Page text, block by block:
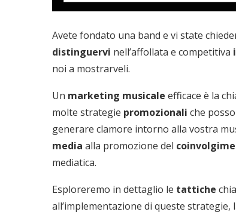
Avete fondato una band e vi state
distinguervi nell’affollata e competitiva
noi a mostrarveli.
Un marketing musicale efficace è la
molte strategie promozionali che
generare clamore intorno alla vostra
media alla promozione del
mediatica.
Esploreremo in dettaglio le tattiche
all’implementazione di queste